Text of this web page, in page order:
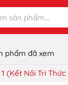
phẩm đã xem
(Kết Nối Tri